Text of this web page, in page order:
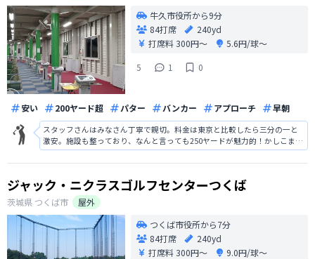
牛久市役所から9分
84打席
240yd
打席料300円〜
5.6円/球〜
5
1 0
安い 200ヤード超 パター バンカー アプローチ 早朝
スタッフさんはみなさん丁寧で親切。料金は東京と比較したら三分の一と
激安。施設も整っており、なんと言っても250ヤードが魅力的！かしこまら
ず気軽に行ける！最高です！
ジャック・ニクラスゴルフセンターつくば
茨城県 つくば市
屋外
つくば市役所から7分
84打席
240yd
打席料300円〜
9.0円/球〜